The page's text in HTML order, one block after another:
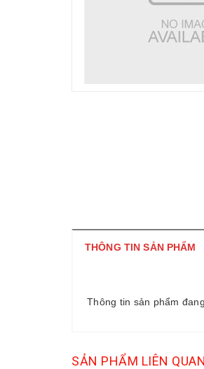
THÔNG TIN SẢN PHẨM
Thông tin sản phẩm
SẢN PHẨM LIÊN QUAN